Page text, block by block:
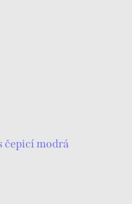
čepicí modrá